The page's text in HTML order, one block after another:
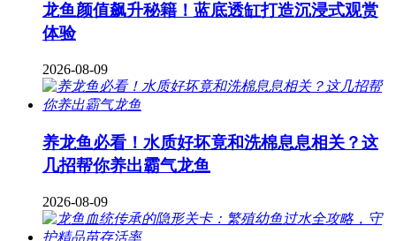
龙鱼颜值飙升秘籍！蓝底透缸打造沉浸式观赏
体验
2026-08-09
养龙鱼必看！水质好坏竟和洗棉息息相关？这
几招帮你养出霸气龙鱼
2026-08-09